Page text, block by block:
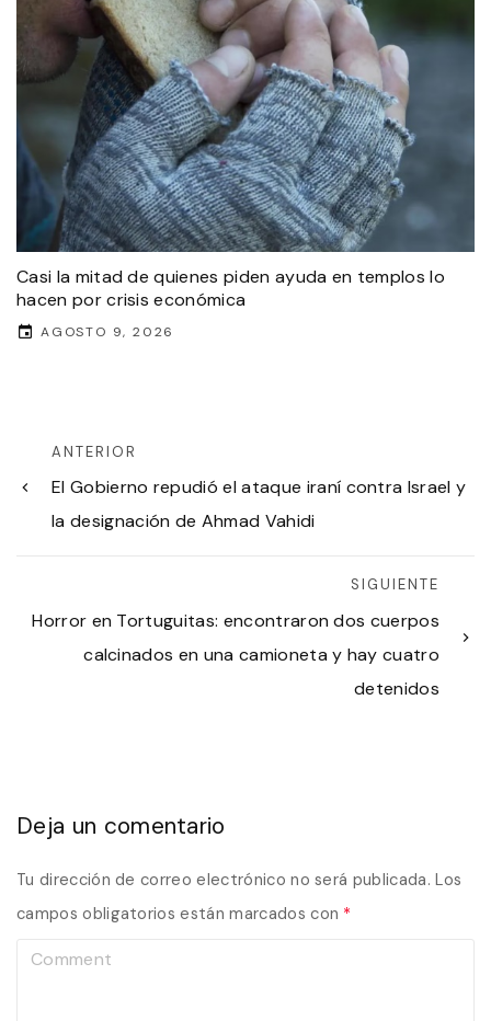
Casi la mitad de quienes piden ayuda en templos lo
hacen por crisis económica
AGOSTO 9, 2026
ANTERIOR
El Gobierno repudió el ataque iraní contra Israel y
la designación de Ahmad Vahidi
SIGUIENTE
Horror en Tortuguitas: encontraron dos cuerpos
calcinados en una camioneta y hay cuatro
detenidos
Deja un comentario
Tu dirección de correo electrónico no será publicada. Los
campos obligatorios están marcados con *